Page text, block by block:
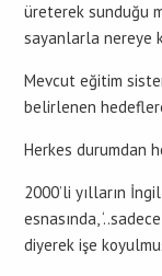
üreterek sunduğu
sayanlarla nereye
Mevcut eğitim
belirlenen
Herkes durumdan
2000’li yılların
esnasında,
diyerek işe